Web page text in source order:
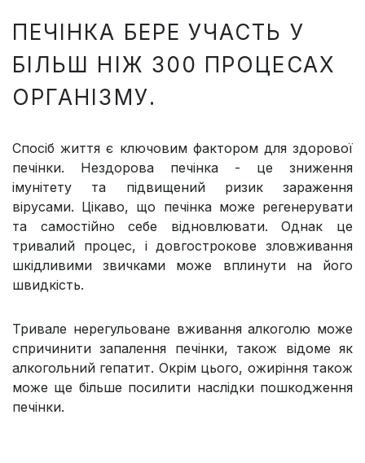
ПЕЧІНКА БЕРЕ УЧАСТЬ У
БІЛЬШ НІЖ 300 ПРОЦЕСАХ
ОРГАНІЗМУ.
Спосіб життя є ключовим фактором для здорової
печінки. Нездорова печінка - це зниження
імунітету та підвищений ризик зараження
вірусами. Цікаво, що печінка може регенерувати
та самостійно себе відновлювати. Однак це
тривалий процес, і довгострокове зловживання
шкідливими звичками може вплинути на його
швидкість.
Тривале нерегульоване вживання алкоголю може
спричинити запалення печінки, також відоме як
алкогольний гепатит. Окрім цього, ожиріння також
може ще більше посилити наслідки пошкодження
печінки.